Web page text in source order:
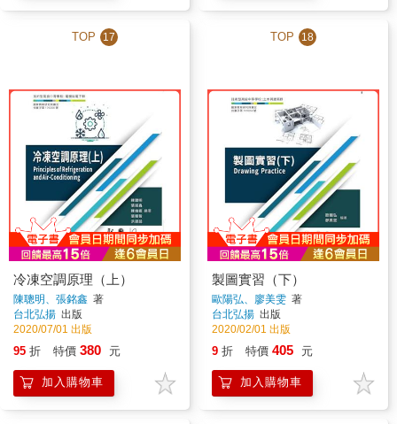
TOP 17
冷凍空調原理（上）
陳聰明、張銘鑫 著
台北弘揚 出版
2020/07/01 出版
95 折 特價 380 元
加入購物車
TOP 18
製圖實習（下）
歐陽弘、廖美雯 著
台北弘揚 出版
2020/02/01 出版
9 折 特價 405 元
加入購物車